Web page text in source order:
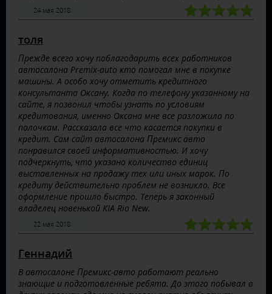
24 мая 2018
толя
Прежде всего хочу поблагодарить всех работников
автосалона Premix-auto кто помогал мне в покупке
машины. А особо хочу отметить кредитного
консультанта Оксану. Когда по телефону указанному на
сайте, я позвонил чтобы узнать по условиям
кредитования, именно Оксана мне все разложила по
полочкам. Рассказала все что касается покупки в
кредит. Сам сайт автосалона Премикс авто
понравился своей информативностью. И хочу
подчеркнуть, что указано количество единиц
выставленных на продажу тех или иных марок. По
кредиту действительно проблем не возникло. Все
оформление прошло быстро. Теперь я законный
владелец новенькой KIA Rio New.
22 мая 2018
Геннадий
В автосалоне Премикс-авто работают реально
знающие и подготовленные ребята. До этого побывал в